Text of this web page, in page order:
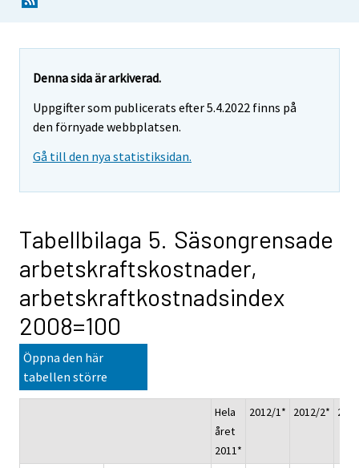
Denna sida är arkiverad.
Uppgifter som publicerats efter 5.4.2022 finns på
den förnyade webbplatsen.
Gå till den nya statistiksidan.
Tabellbilaga 5. Säsongrensade
arbetskraftskostnader,
arbetskraftkostnadsindex
2008=100
Öppna den här
tabellen större
Hela
året
2011*
2012/1* 2012/2*